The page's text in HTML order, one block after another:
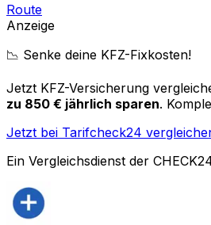
Route
Anzeige
📉 Senke deine KFZ-Fixkosten!
Jetzt KFZ-Versicherung
zu 850 € jährlich sparen.
Jetzt bei Tarifcheck24
Ein Vergleichsdienst der